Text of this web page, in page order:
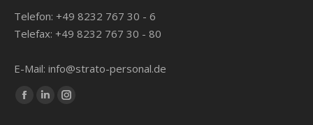
Telefon: +49 8232 767 30 - 6
Telefax: +49 8232 767 30 - 80
E-Mail: info@strato-personal.de
Finde uns auf:
Facebook
LinkedInInstagram